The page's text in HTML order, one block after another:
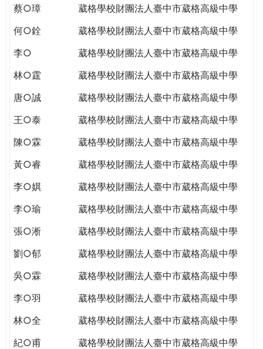
蔡○璋
葳格學校財團法人臺中市葳格高級中學
何○銓
葳格學校財團法人臺中市葳格高級中學
李○
葳格學校財團法人臺中市葳格高級中學
林○霆
葳格學校財團法人臺中市葳格高級中學
唐○誠
葳格學校財團法人臺中市葳格高級中學
王○泰
葳格學校財團法人臺中市葳格高級中學
陳○霖
葳格學校財團法人臺中市葳格高級中學
黃○睿
葳格學校財團法人臺中市葳格高級中學
李○娸
葳格學校財團法人臺中市葳格高級中學
李○瑜
葳格學校財團法人臺中市葳格高級中學
張○淅
葳格學校財團法人臺中市葳格高級中學
劉○郁
葳格學校財團法人臺中市葳格高級中學
吳○霖
葳格學校財團法人臺中市葳格高級中學
李○羽
葳格學校財團法人臺中市葳格高級中學
林○全
葳格學校財團法人臺中市葳格高級中學
紀○甫
葳格學校財團法人臺中市葳格高級中學